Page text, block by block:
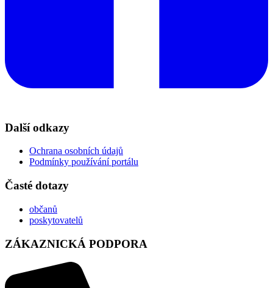
Další odkazy
Ochrana osobních údajů
Podmínky používání portálu
Časté dotazy
občanů
poskytovatelů
ZÁKAZNICKÁ PODPORA